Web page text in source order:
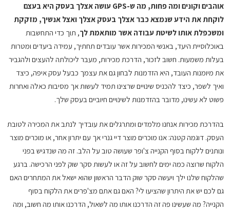
אוהבים וקונים ומה פחות, מה ש-GPS עושה אצלך בעסק היא בעצם
לוקחת את הידע שנמצא כבר אצלך בעסק אצלך ואצל אנשיך, מזקקת
ומשכפלת אותו לשיטת עבודה אשר מותאמת לך, תוך כדי התחשבות
באוכלוסיית היעד, באנשי המכירות אשר עובדים תחתיך, עמידה ביעדים ומטרות
בעלות משמעות. חשוב לזכור, הדרכת מכירות, מעבר ליכולתה להעצים ולהגביר
את מיומנות העובד, היא הזדמנות לבחון גם את עצמך כבעל עסק איפה, כיצד
ואיך לשפר, כיצד להכניס שינויים שרצינו תמיד לעשות אך מסיבות כאלה ואחרות
פשוט לא עשינו, מדובר בהזדמנות לשינויים חיוביים בעסק שלך.
בהדרכת מכירות אנחנו מלמדים ומתרגלים את עובדיך לנתב את המכירה לטובת
העסק.דוגמה קטנה: אנו מוכרים מוצר דיי גנרי אך עם יתרון אחר, או מוכרים מוצר
ונותנים ללקוח בסוף הקנייה צ'ופר שעושה טוב על הלב. זה מה שנדגיש בפני
הלקוח שרוצה כמה ימים לחשוב על זה או לעשות סקר שוק לפני הרכישה. ברגע
שהלקוח שלנו ילך ויעשה סקר שוק הדבר הראשון שהוא ישאל את המתחרים האם
גם לכם יש את היתרון שהציעו לי? האם גם אתם מצ'פרים את הלקוח בסוף
הקנייה? מה שעשינו פה זה הדרכנו אותו מה לשאול, הדרכנו אותו מה חשוב, ומה